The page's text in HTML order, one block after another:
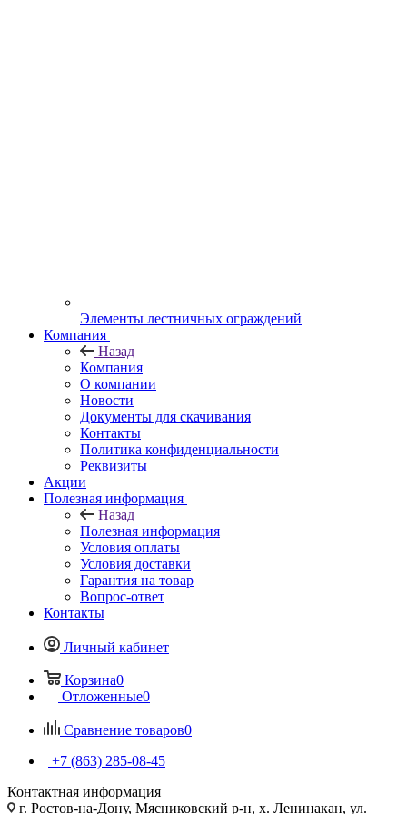
Элементы лестничных ограждений
Компания
Назад
Компания
О компании
Новости
Документы для скачивания
Контакты
Политика конфиденциальности
Реквизиты
Акции
Полезная информация
Назад
Полезная информация
Условия оплаты
Условия доставки
Гарантия на товар
Вопрос-ответ
Контакты
Личный кабинет
Корзина0
Отложенные0
Сравнение товаров0
+7 (863) 285-08-45
Контактная информация
г. Ростов-на-Дону, Мясниковский р-н, х. Ленинакан, ул.